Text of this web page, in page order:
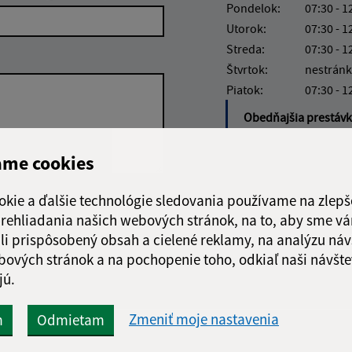
cookies
a ďalšie technológie sledovania používame na
našich webových stránok, na to, aby sme
prispôsobený obsah a cielené reklamy, na analýzu
stránok a na pochopenie toho, odkiaľ naši
Odmietam Zmeniť moje nastavenia
Google reCaptcha Response
Odoslať správu
Pondelok:
07:30 -
Utorok:
07:30 -
Streda:
07:30 -
Štvrtok:
Piatok:
07:30 -
Obedňajšia